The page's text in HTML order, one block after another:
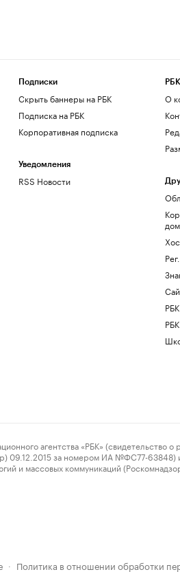
Подписки
Скрыть баннеры на РБК
Подписка на РБК
Корпоративная подписка
Уведомления
RSS Новости
РБК
О
агентства «РБК» (свидетельство о
за номером ИА №ФС77-63848)
и массовых коммуникаций
· Политика в отношении обработки